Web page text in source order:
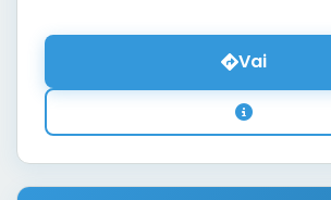
Vai